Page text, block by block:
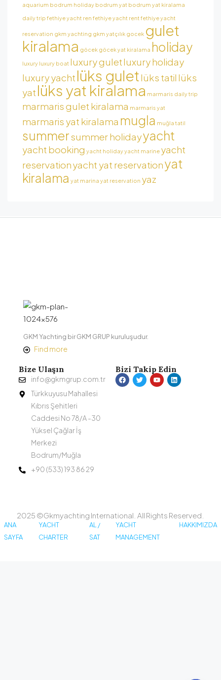
aquarium bodrum holiday bodrum yat bodrum yat kiralama
daily trip fethiye yacht ren fethiye yacht rent fethiye yacht
reservation gkm yachting gkm yatçılık gocek gulet
kiralama göcek göcek yat kiralama holiday
luxury luxury boat luxury guletluxury holiday
luxury yacht lüks guletlüks tatil lüks
yat lüks yat kiralama marmaris daily trip
marmaris gulet kiralama marmaris yat
marmaris yat kiralama mugla muğla tatil
summersummer holidayyacht
yacht booking yacht holidayyacht marine yacht
reservationyacht yat reservationyat
kiralama yat marina yat reservation yaz
GKM Yachting bir GKM GRUP kuruluşudur.
Find more
Bize Ulaşın
info@gkmgrup.com.tr
Türkkuyusu Mahallesi
Kıbrıs Şehitleri
Caddesi No 78/A -30
Yüksel Çağlar İş
Merkezi
Bodrum/Muğla
+90 (533) 193 86 29
Bizi Takip Edin
2025 ©Gkmyachting International. All Rights Reserved.
ANA
SAYFA
YACHT
CHARTER
AL /
SAT
YACHT
MANAGEMENT
HAKKIMIZDA